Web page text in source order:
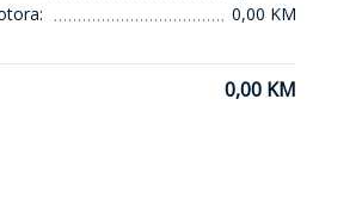
0,00 KM
0,00 KM